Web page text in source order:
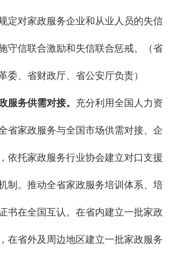
定对家政服务企业和从业人员的失信
守信联合激励和失信联合惩戒。（省
委、省财政厅、省公安厅负责）
服务供需对接。 充分利用全国人力资
省家政服务与全国市场供需对接、企
依托家政服务行业协会建立对口支援
制。推动全省家政服务培训体系、培
书在全国互认。在省内建立一批家政
在省外及周边地区建立一批家政服务